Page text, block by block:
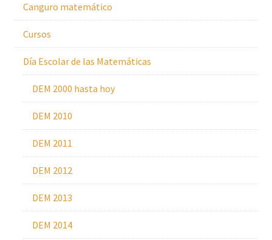
Canguro matemático
Cursos
Día Escolar de las Matemáticas
DEM 2000 hasta hoy
DEM 2010
DEM 2011
DEM 2012
DEM 2013
DEM 2014